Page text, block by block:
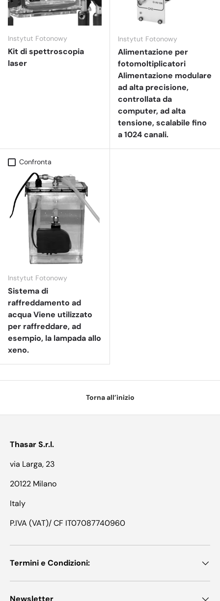
Instytut Fotonowy
Kit di spettroscopia
laser
Instytut Fotonowy
Alimentazione per
fotomoltiplicatori
Alimentazione modulare
ad alta precisione,
controllata da
computer, ad alta
tensione, scalabile fino
a 1024 canali.
Confronta
Instytut Fotonowy
Sistema di
raffreddamento ad
acqua Viene utilizzato
per raffreddare, ad
esempio, la lampada allo
xeno.
Torna all’inizio
Thasar S.r.l.
via Larga, 23
20122 Milano
Italy
P.IVA (VAT)/ CF IT07087740960
Termini e Condizioni:
Newsletter